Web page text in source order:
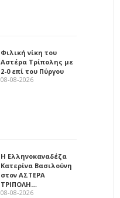
Φιλική νίκη του
Αστέρα Τρίπολης με
2-0 επί του Πύργου
08-08-2026
Η Ελληνοκαναδέζα
Κατερίνα Βασιλούνη
στον ΑΣΤΕΡΑ
ΤΡΙΠΟΛΗ…
08-08-2026